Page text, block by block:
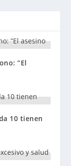
”El
10 tienen